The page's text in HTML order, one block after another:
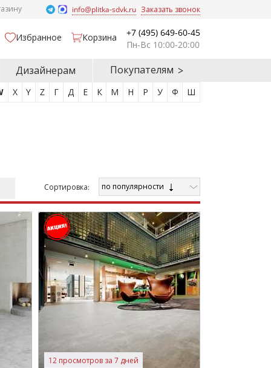
info@plitka-sdvk.ru Заказать звонок
Избранное Корзина
+7 (495) 649-60-45
Пн-Вс 10:00-20:00
Дизайнерам Покупателям
X Y Z Г Д Е К М Н Р У Ф Ш
Cортировка: по популярности
12 просмотров за 7 дней